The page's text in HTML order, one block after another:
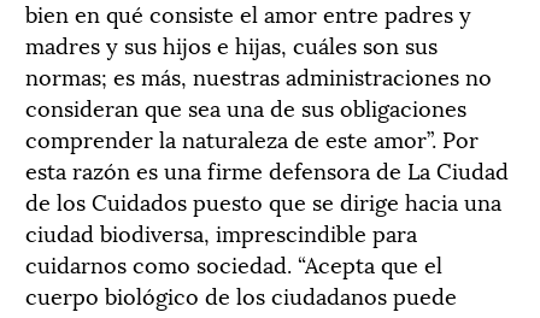
bien en qué consiste el amor entre padres y
madres y sus hijos e hijas, cuáles son sus
normas; es más, nuestras administraciones no
consideran que sea una de sus obligaciones
comprender la naturaleza de este amor”. Por
esta razón es una firme defensora de La Ciudad
de los Cuidados puesto que se dirige hacia una
ciudad biodiversa, imprescindible para
cuidarnos como sociedad. “Acepta que el
cuerpo biológico de los ciudadanos puede